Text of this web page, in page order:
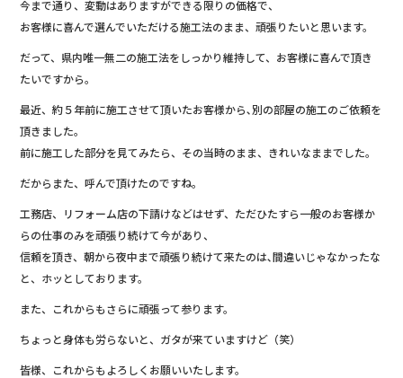
今まで通り、変動はありますができる限りの価格で、
お客様に喜んで選んでいただける施工法のまま、頑張りたいと思います。
だって、県内唯一無二の施工法をしっかり維持して、お客様に喜んで頂き
たいですから。
最近、約５年前に施工させて頂いたお客様から､別の部屋の施工のご依頼を
頂きました。
前に施工した部分を見てみたら、その当時のまま、きれいなままでした。
だからまた、呼んで頂けたのですね。
工務店、リフォーム店の下請けなどはせず、ただひたすら一般のお客様か
らの仕事のみを頑張り続けて今があり、
信頼を頂き、朝から夜中まで頑張り続けて来たのは､間違いじゃなかったな
と、ホッとしております。
また、これからもさらに頑張って参ります。
ちょっと身体も労らないと、ガタが来ていますけど（笑）
皆様、これからもよろしくお願いいたします。